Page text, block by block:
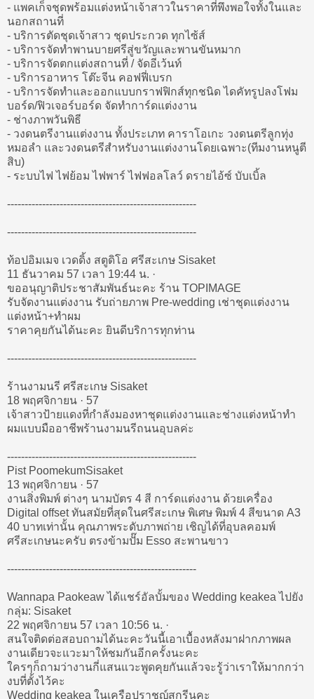
- แพคเก็จชุดพร้อมแต่งหน้าเจ้าสาวในราคาที่พึงพอใจทั้งในและ
นอกสถานที่
- บริการตัดชุดเจ้าสาว ชุดประกวด ทุกไซ้ส์
- บริการจัดทำพานบายศรีสู่ขวัญและพานขันหมาก
- บริการจัดตกแต่งสถานที่ / จัดอีเว้นท์
- บริการอาหาร โต๊ะจีน คอฟฟี่เบรก
- บริการจัดทำและออกแบบกราฟฟิกส์ทุกชนิด ไดคัทรูปลงโฟม
บอร์ด/ฟิวเจอร์บอร์ด จัดทำการ์ดแต่งงาน
- ช่างภาพวันพิธี
- วงดนตรีงานแต่งงาน ทั้งประเภท คาราโอเกะ วงดนตรีลูกทุ่ง
หมอลำ และวงดนตรีสำหรับงานแต่งงานโดยเฉพาะ(ทีมงานหนูตี
สิบ)
- ระบบไฟ ไฟย้อม ไฟพาร์ ไฟฟอลโลว์ ดรายไอ้ซ์ บับเบิ้ล
------------------------------------------------------
------------------------------------------------------
ท้อปอิมเมจ เวดดิ้ง สตูดิโอ ศรีสะเกษ ‎Sisaket
11 ธันวาคม 57 เวลา 19:44 น. ·
ขออนุญาติประชาสัมพันธ์นะคะ ร้าน TOPIMAGE
รับจัดงานแต่งงาน รับถ่ายภาพ Pre-wedding เช่าชุดแต่งงาน
แต่งหน้า+ทำผม
ราคาคุยกันได้นะคะ ยินดีบริการทุกท่าน
------------------------------------------------------
ร้านงามนรี ศรีสะเกษ ‎Sisaket
18 พฤศจิกายน · 57
เจ้าสาวป้ายแดงที่กำลังมองหาชุดแต่งงานและช่างแต่งหน้าทำ
ผมแบบมืออาชีพร้านงามนรีถนนอุบลค่ะ
------------------------------------------------------
Pist Poomekum‎Sisaket
13 พฤศจิกายน · 57
งานสิ่งพิมพ์ ต่างๆ นามบัตร 4 สี การ์ดแต่งงาน ด้วยเครื่อง
Digital offset ทันสมัยที่สุดในศรีสะเกษ พิเศษ พิมพ์ 4 สีขนาด A3
40 บาทเท่านั้น คุณภาพระดับภาพถ่าย เชิญได้ที่อุบลคอมพ์
ศรีสะเกษนะครับ ตรงข้ามปั๊ม Esso สะพานขาว
------------------------------------------------------
Wannapa Paokeaw ได้แชร์อัลบั้มของ Wedding keakea ไปยัง
กลุ่ม: Sisaket
22 พฤศจิกายน 57 เวลา 10:56 น. ·
สนใจติดต่อสอบถามได้นะคะวันนี้เอาเบื้องหลังมาฝากภาพผล
งานเดียวจะแวะมาให้ชมกันอีกครั้งนะคะ
ใครๆก็ถามว่างานกี่แสนแวะพูดคุยกันแล้วจะรู้ว่าเราให้มากกว่า
งบที่ตั้งไว้คะ
Wedding keakea ในเครือปราชญ์สกรีนคะ